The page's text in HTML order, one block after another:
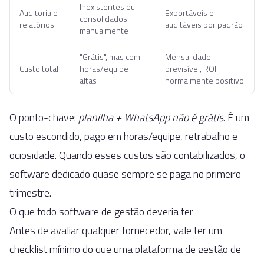
Auditoria e
relatórios
Inexistentes ou
consolidados
manualmente
Exportáveis e
auditáveis por padrão
Custo total
"Grátis", mas com
horas/equipe
altas
Mensalidade
previsível, ROI
normalmente positivo
O ponto-chave: planilha + WhatsApp não é grátis. É um
custo escondido, pago em horas/equipe, retrabalho e
ociosidade. Quando esses custos são contabilizados, o
software dedicado quase sempre se paga no primeiro
trimestre.
O que todo software de gestão deveria ter
Antes de avaliar qualquer fornecedor, vale ter um
checklist mínimo do que uma plataforma de gestão de